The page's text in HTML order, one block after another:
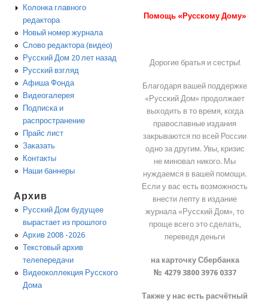
Колонка главного
редактора
Новый номер журнала
Слово редактора (видео)
Русский Дом 20 лет назад
Русский взгляд
Афиша Фонда
Видеогалерея
Подписка и
распространение
Прайс лист
Заказать
Контакты
Наши баннеры
Архив
Русский Дом будущее
вырастает из прошлого
Архив 2008 -2026
Текстовый архив
телепередачи
Видеоколлекция Русского
Дома
Помощь «Русскому Дому»
Дорогие братья и сестры!
Благодаря вашей поддержке
«Русский Дом» продолжает
выходить в то время, когда
православные издания
закрываются по всей России
одно за другим. Увы, кризис
не миновал никого. Мы
нуждаемся в вашей помощи.
Если у вас есть возможность
внести лепту в издание
журнала «Русский Дом», то
проще всего это сделать,
переведя деньги
на карточку Сбербанка
№ 4279 3800 3976 0337
Также у нас есть расчётный